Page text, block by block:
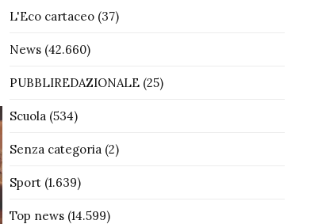
L'Eco cartaceo(37)
News(42.660)
PUBBLIREDAZIONALE(25)
Scuola(534)
Senza categoria(2)
Sport(1.639)
Top news(14.599)